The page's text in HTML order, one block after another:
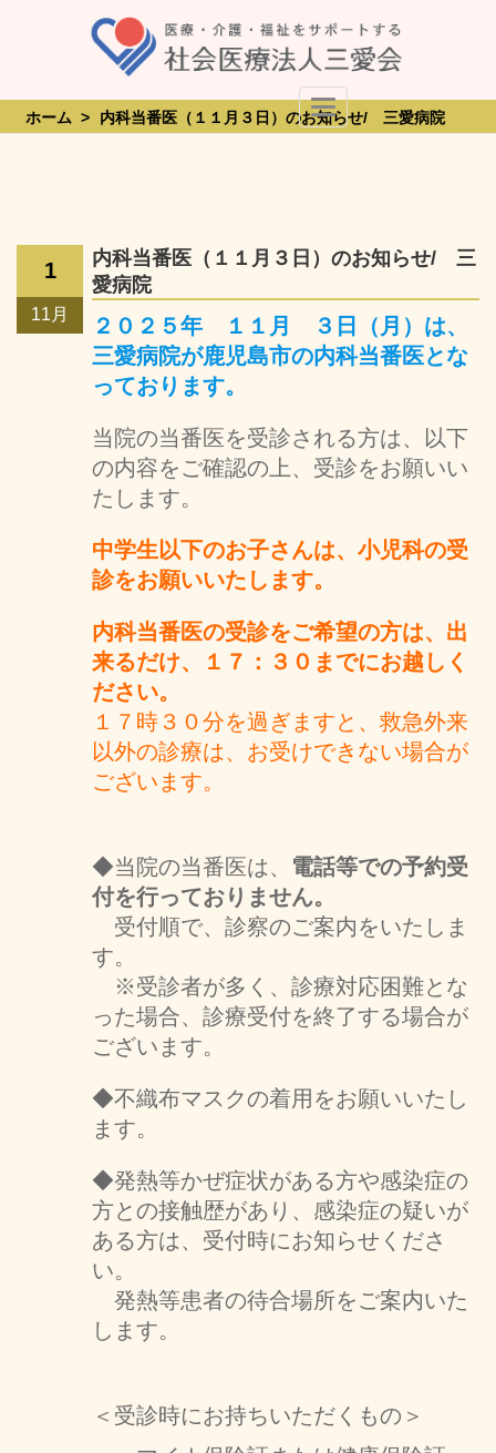
Toggle Navigation
ホーム > 内科当番医（１１月３日）のお知らせ/ 三愛病院
1
11月
内科当番医（１１月３日）のお知らせ/ 三
愛病院
２０２５年 １１月 ３日（月）は、
三愛病院が鹿児島市の内科当番医とな
っております。
当院の当番医を受診される方は、以下
の内容をご確認の上、受診をお願いい
たします。
中学生以下のお子さんは、小児科の受
診をお願いいたします。
内科当番医の受診をご希望の方は、出
来るだけ、１７：３０までにお越しく
ださい。
１７時３０分を過ぎますと、救急外来
以外の診療は、お受けできない場合が
ございます。
◆当院の当番医は、 電話等での予約受
付を行っておりません。
受付順で、診察のご案内をいたしま
す。
※受診者が多く、診療対応困難とな
った場合、診療受付を終了する場合が
ございます。
◆不織布マスクの着用をお願いいたし
ます。
◆発熱等かぜ症状がある方や感染症の
方との接触歴があり、感染症の疑いが
ある方は、受付時にお知らせくださ
い。
発熱等患者の待合場所をご案内いた
します。
＜受診時にお持ちいただくもの＞